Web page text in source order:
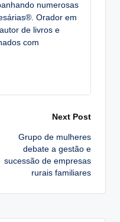
numerosas
Orador em
de livros e
com
Next Post
Grupo de mulheres
debate a gestão e
sucessão de empresas
rurais familiares